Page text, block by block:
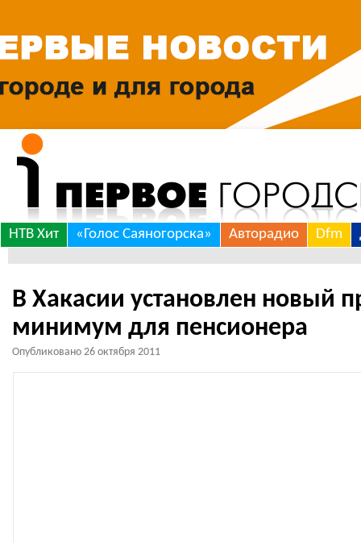
Skip
НТВ Хит «Голос Саяногорска» Авторадио Dfm
В Хакасии установлен новый
минимум для пенсионера
Опубликовано 26 октября 2011